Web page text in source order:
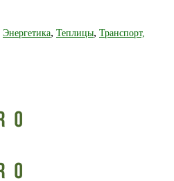
Энергетика, Теплицы, Транспорт,